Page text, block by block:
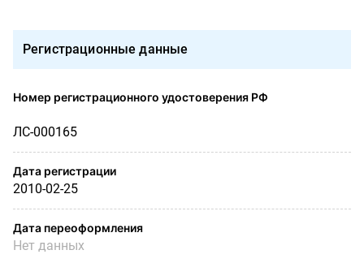
Регистрационные данные
Номер регистрационного удостоверения РФ
ЛС-000165
Дата регистрации
2010-02-25
Дата переоформления
Нет данных